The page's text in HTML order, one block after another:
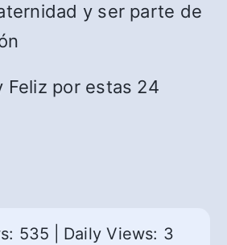
y ser parte de
Feliz por estas 24
535 Daily Views: 3